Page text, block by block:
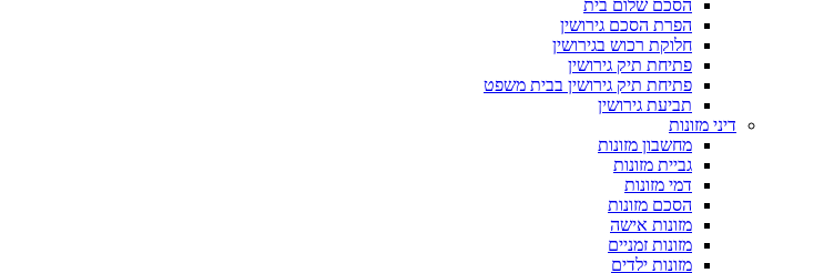
הסכם שלום בית
הפרת הסכם גירושין
חלוקת רכוש בגירושין
פתיחת תיק גירושין
פתיחת תיק גירושין בבית משפט
תביעת גירושין
דיני מזונות
מחשבון מזונות
גביית מזונות
דמי מזונות
הסכם מזונות
מזונות אישה
מזונות זמניים
מזונות ילדים